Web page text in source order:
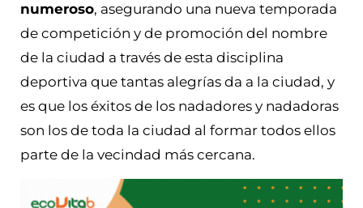
numeroso, asegurando una nueva temporada
de competición y de promoción del nombre
de la ciudad a través de esta disciplina
deportiva que tantas alegrías da a la ciudad, y
es que los éxitos de los nadadores y nadadoras
son los de toda la ciudad al formar todos ellos
parte de la vecindad más cercana.